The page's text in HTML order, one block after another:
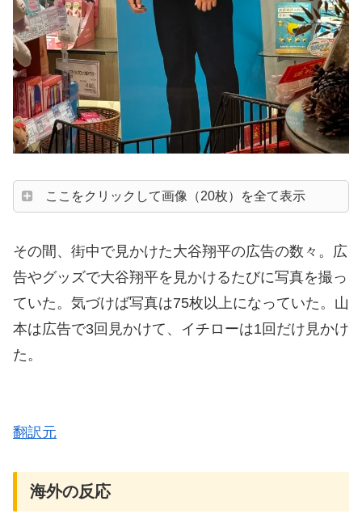
ここをクリックして画像（20枚）を全て表示
その間、街中で見かけた大谷翔平の広告の数々。広
告やグッズで大谷翔平を見かけるたびに写真を撮っ
ていた。気づけば写真は75枚以上になっていた。山
本は広告で3回見かけて、イチローは1回だけ見かけ
た。
翻訳元
海外の反応